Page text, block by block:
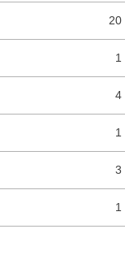
20
1
4
1
3
1